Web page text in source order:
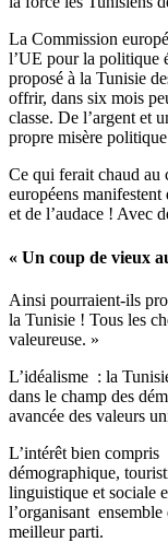
La Commission
l’UE pour la politique
proposé à la Tunisie
offrir, dans six mois
classe. De l’argent et
propre misère
Ce qui ferait chaud au
européens
et de l’audace ! Avec
« Un coup de vieux
Ainsi pourraient-ils
la Tunisie ! Tous les
valeureuse. »
L’idéalisme : la
dans le champ des
avancée des valeurs
L’intérêt bien
démographique,
linguistique et sociale
l’organisant ensemble
meilleur parti.